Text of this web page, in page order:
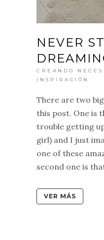
NEVER
CREANDO
INSPIRACIÓN
There are two
this post. One is
trouble getting
girl) and I just
one of these
second one is
VER MÁS